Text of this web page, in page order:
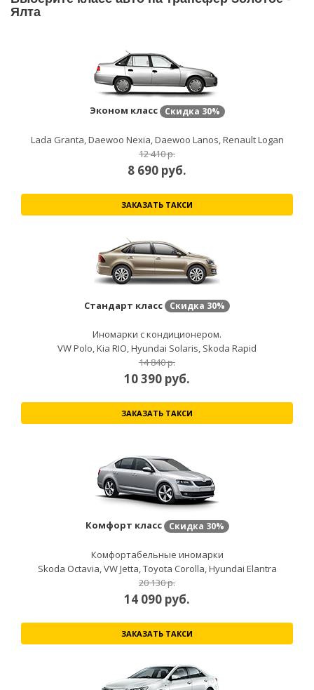
Ялта
Эконом класс Скидка 30%
Lada Granta, Daewoo Nexia, Daewoo Lanos, Renault Logan
12 410 р.
8 690 руб.
ЗАКАЗАТЬ ТАКСИ
Стандарт класс Скидка 30%
Иномарки с кондиционером.
VW Polo, Kia RIO, Hyundai Solaris, Skoda Rapid
14 840 р.
10 390 руб.
ЗАКАЗАТЬ ТАКСИ
Комфорт класс Скидка 30%
Комфортабельные иномарки
Skoda Octavia, VW Jetta, Toyota Corolla, Hyundai Elantra
20 130 р.
14 090 руб.
ЗАКАЗАТЬ ТАКСИ